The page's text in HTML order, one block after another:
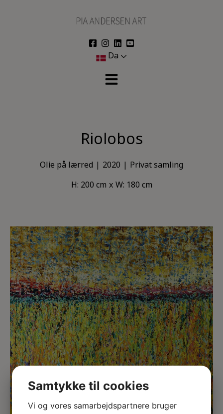
Da
Riolobos
Olie på lærred 2020
Privat samling
H: 200 cm
W: 180 cm
Samtykke til cookies
Vi og vores samarbejdspartnere bruger